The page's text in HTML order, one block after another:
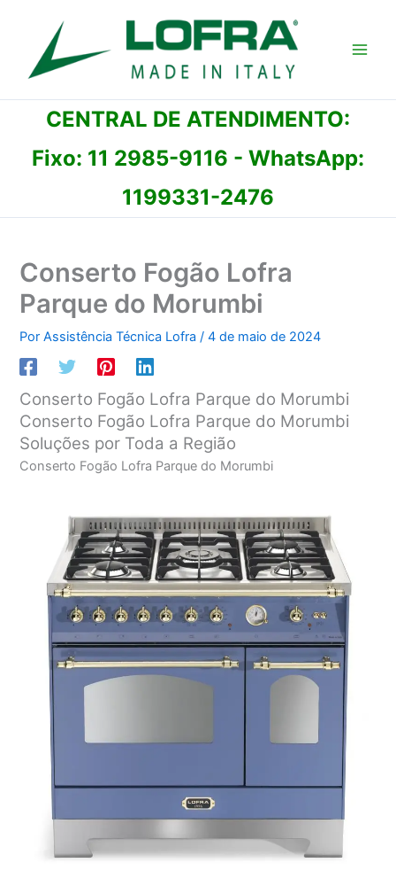
conteúdo
CENTRAL DE ATENDIMENTO:
Fixo: 11 2985-9116 - WhatsApp:
1199331-2476
Conserto Fogão Lofra
Parque do Morumbi
PorAssistência Técnica Lofra/4 de maio de 2024
Conserto Fogão Lofra Parque do Morumbi
Conserto Fogão Lofra Parque do Morumbi
Soluções por Toda a Região
Conserto Fogão Lofra Parque do Morumbi